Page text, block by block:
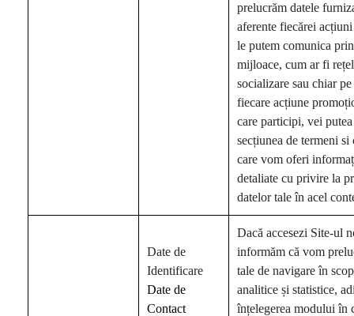
prelucrăm datele
aferente fiecărei
le putem comunica
mijloace, cum ar fi
socializare sau chiar
fiecare acțiune
care participi, vei putea
secțiunea de termeni
care vom oferi
detaliate cu privire la
datelor tale în acel
Date de
Identificare
Date de
Contact
Dacă accesezi Site-ul
informăm că vom
tale de navigare în
analitice și statistice,
înțelegerea modului în